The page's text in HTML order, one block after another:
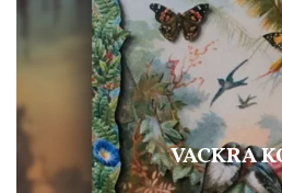
VACKRA